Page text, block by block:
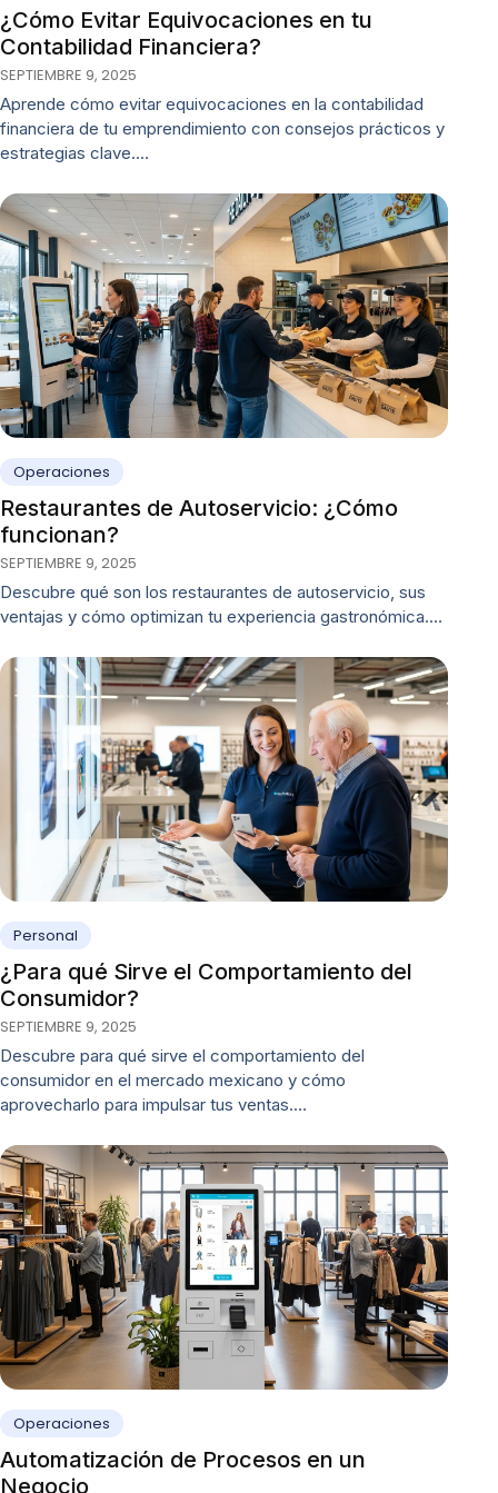
¿Cómo Evitar Equivocaciones en tu
Contabilidad Financiera?
SEPTIEMBRE 9, 2025
Aprende cómo evitar equivocaciones en la contabilidad
financiera de tu emprendimiento con consejos prácticos y
estrategias clave.…
Operaciones
Restaurantes de Autoservicio: ¿Cómo
funcionan?
SEPTIEMBRE 9, 2025
Descubre qué son los restaurantes de autoservicio, sus
ventajas y cómo optimizan tu experiencia gastronómica.…
Personal
¿Para qué Sirve el Comportamiento del
Consumidor?
SEPTIEMBRE 9, 2025
Descubre para qué sirve el comportamiento del
consumidor en el mercado mexicano y cómo
aprovecharlo para impulsar tus ventas.…
Operaciones
Automatización de Procesos en un
Negocio